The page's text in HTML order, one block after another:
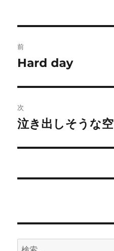
稿
ビ
ゲ
ー
前
前
投
稿:
Hard day
次
次
投
泣き出しそうな空
検